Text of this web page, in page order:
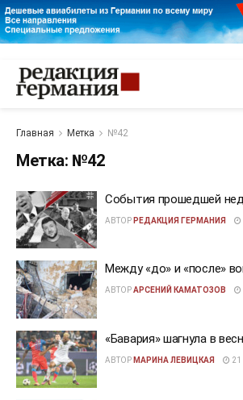
Главная Метка №42
Метка: №42
События прошедшей
АВТОР РЕДАКЦИЯ ГЕРМАНИЯ
Между «до» и «после»
АВТОРАРСЕНИЙ КАМАТОЗОВ
«Бавария» шагнула в
АВТОР МАРИНА ЛЕВИЦКАЯ